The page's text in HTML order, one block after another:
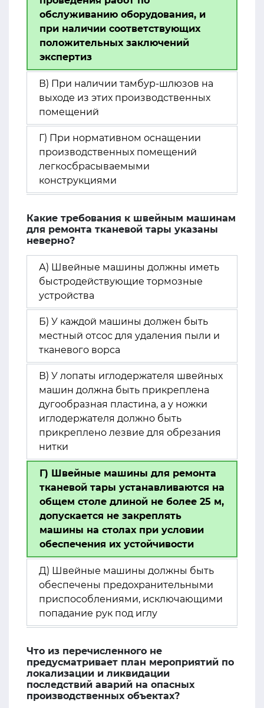
обслуживанию оборудования, и
при наличии соответствующих
положительных заключений
экспертиз
В) При наличии тамбур-шлюзов на
выходе из этих производственных
помещений
Г) При нормативном оснащении
производственных помещений
легкосбрасываемыми
конструкциями
Какие требования к швейным машинам
для ремонта тканевой тары указаны
неверно?
А) Швейные машины должны иметь
быстродействующие тормозные
устройства
Б) У каждой машины должен быть
местный отсос для удаления пыли и
тканевого ворса
В) У лопаты иглодержателя швейных
машин должна быть прикреплена
дугообразная пластина, а у ножки
иглодержателя должно быть
прикреплено лезвие для обрезания
нитки
Г) Швейные машины для ремонта
тканевой тары устанавливаются на
общем столе длиной не более 25 м,
допускается не закреплять
машины на столах при условии
обеспечения их устойчивости
Д) Швейные машины должны быть
обеспечены предохранительными
приспособлениями, исключающими
попадание рук под иглу
Что из перечисленного не
предусматривает план мероприятий по
локализации и ликвидации
последствий аварий на опасных
производственных объектах?